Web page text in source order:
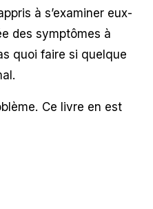
à s’examiner eux-
des symptômes à
quoi faire si quelque
Ce livre en est